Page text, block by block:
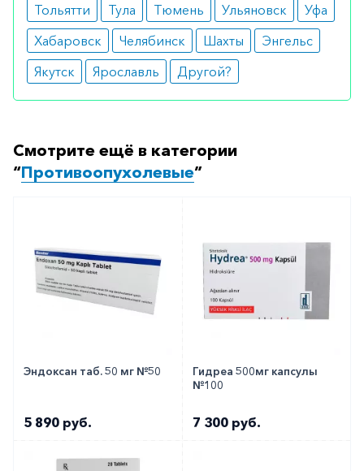
Во время применения препарата следует
регулярно проводить гинекологические
осмотры. При появлении кровотечений и
выделений следует отменить лечение.
Тамоксифен Эбеве 20мг №30
Как оформить заказ?
аптеку-партнёра в вашем городе. Для этого Вы
можете оформить бронирование на сайте или
заказать по телефону
8 800 301 52 86
(бесплатно
с любого телефона по РФ)
Тольятти
Тула Тюмень Ульяновск
Уфа
Хабаровск
Челябинск Шахты
Энгельс
Якутск
Ярославль Другой?
Смотрите ещё в категории
“Противоопухолевые”
Эндоксан таб. 50 мг №50
5 890 руб.
Гидреа 500мг капсулы
№100
7 300 руб.